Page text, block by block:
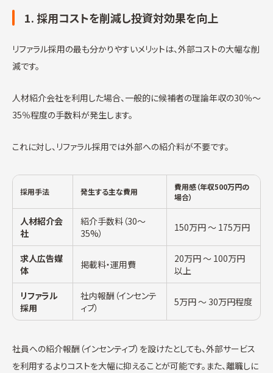
1. 採用コストを削減し投資対効果を向上
リファラル採用の最も分かりやすいメリットは、外部コストの大幅な削
減です。
人材紹介会社を利用した場合、一般的に候補者の理論年収の30％〜
35％程度の手数料が発生します。
これに対し、リファラル採用では外部への紹介料が不要です。
採用手法 発生する主な費用
費用感（年収500万円の
場合）
人材紹介会
社
紹介手数料（30〜
35%）
150万円 〜 175万円
求人広告媒
体
掲載料・運用費
20万円 〜 100万円
以上
リファラル
採用
社内報酬（インセンテ
ィブ）
5万円 〜 30万円程度
社員への紹介報酬（インセンティブ）を設けたとしても、外部サービス
を利用するよりコストを大幅に抑えることが可能です。また、離職しに